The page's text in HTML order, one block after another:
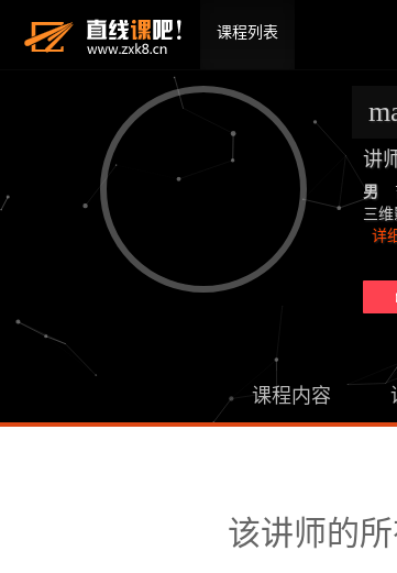
课程列表
讲
男
三维
详
课程内容
该讲师的